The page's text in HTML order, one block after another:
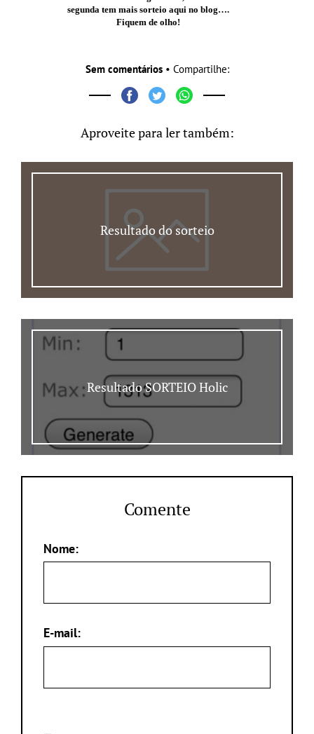
segunda tem mais sorteio aqui no blog….
Fiquem de olho!
Sem comentários• Compartilhe:
Aproveite para ler também:
Resultado do sorteio
Resultado SORTEIO Holic
Comente
Nome:
E-mail: